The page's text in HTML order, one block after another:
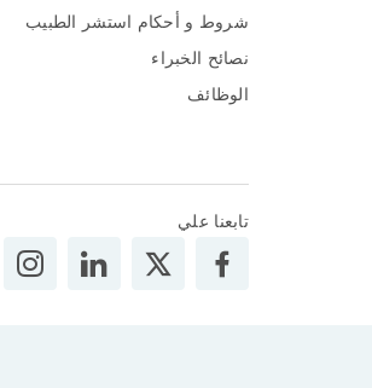
شروط و أحكام استشر الطبيب
نصائح الخبراء
الوظائف
تابعنا علي